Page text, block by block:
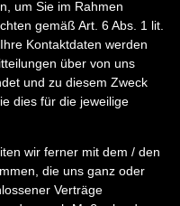
um Sie im Rahmen
gemäß Art. 6 Abs. 1 lit.
Kontaktdaten werden
über von uns
und zu diesem Zweck
dies für die jeweilige
wir ferner mit dem / den
die uns ganz oder
Verträge